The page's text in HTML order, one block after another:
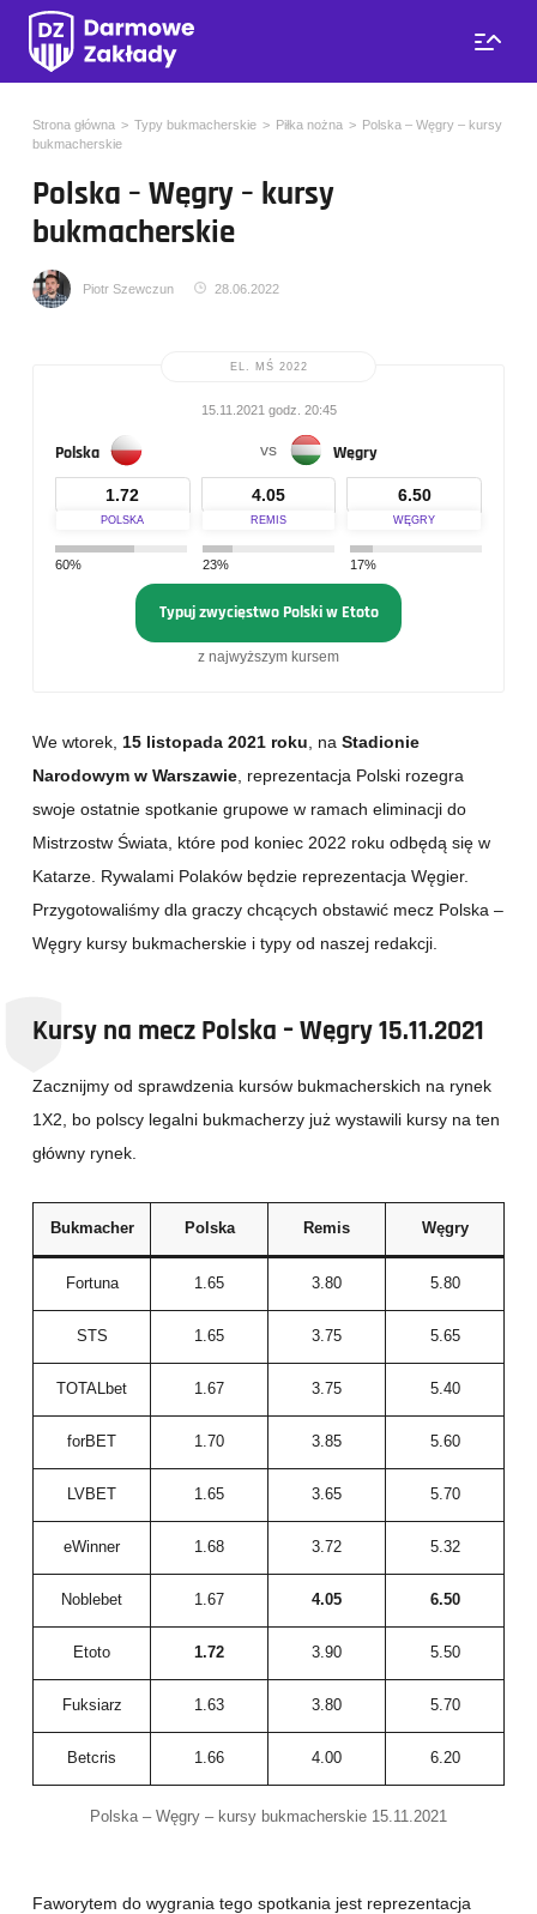
Strona główna Typy bukmacherskie Piłka nożna
Polska – Węgry – kursy
bukmacherskie
Polska – Węgry – kursy
bukmacherskie
Piotr Szewczun 28.06.2022
EL. MŚ 2022
15.11.2021 godz. 20:45
Polska vs Węgry
1.72
POLSKA
4.05
REMIS
6.50
WĘGRY
60% 23% 17%
Typuj zwycięstwo Polski w Etoto
z najwyższym kursem
We wtorek, 15 listopada 2021 roku, na Stadionie
Narodowym w Warszawie, reprezentacja Polski rozegra
swoje ostatnie spotkanie grupowe w ramach eliminacji do
Mistrzostw Świata, które pod koniec 2022 roku odbędą się w
Katarze. Rywalami Polaków będzie reprezentacja Węgier.
Przygotowaliśmy dla graczy chcących obstawić mecz Polska –
Węgry kursy bukmacherskie i typy od naszej redakcji.
Kursy na mecz Polska – Węgry 15.11.2021
Zacznijmy od sprawdzenia kursów bukmacherskich na rynek
1X2, bo polscy legalni bukmacherzy już wystawili kursy na ten
główny rynek.
Bukmacher Polska Remis Węgry
Fortuna 1.65 3.80 5.80
STS 1.65 3.75 5.65
TOTALbet 1.67 3.75 5.40
forBET 1.70 3.85 5.60
LVBET 1.65 3.65 5.70
eWinner 1.68 3.72 5.32
Noblebet 1.67 4.05 6.50
Etoto 1.72 3.90 5.50
Fuksiarz 1.63 3.80 5.70
Betcris 1.66 4.00 6.20
Polska – Węgry – kursy bukmacherskie 15.11.2021
Faworytem do wygrania tego spotkania jest reprezentacja